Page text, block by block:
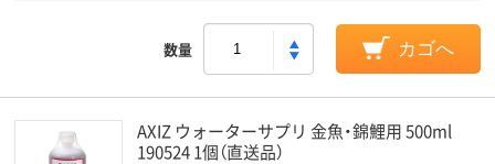
数量 カゴへ
AXIZ ウォーターサプリ 金魚・錦鯉用 500ml
190524 1個（直送品）